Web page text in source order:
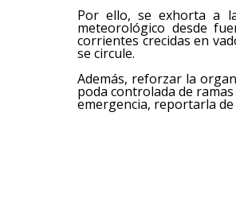
Por ello, se exhorta a
meteorológico desde
corrientes crecidas en
se circule.
Además, reforzar la
poda controlada de
emergencia, reportarla